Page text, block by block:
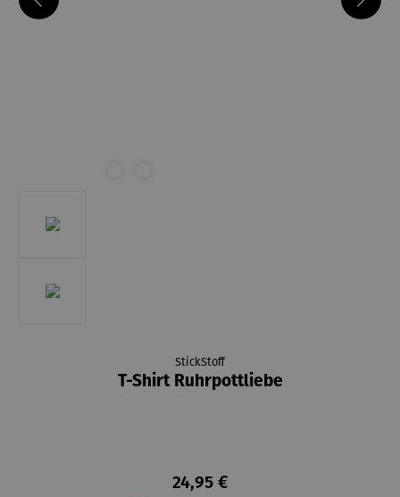
StickStoff
T-Shirt Ruhrpottliebe
24,95 €